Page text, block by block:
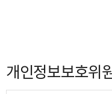
개인정보보호위